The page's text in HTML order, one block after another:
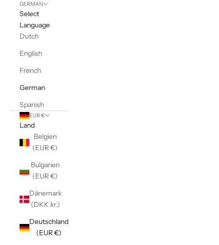
GERMAN
Select
Language
Dutch
English
French
German
Spanish
EUR €
Land
Belgien
(EUR €)
Bulgarien
(EUR €)
Dänemark
(DKK kr.)
Deutschland
(EUR €)